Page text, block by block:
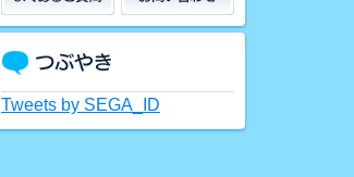
Tweets by SEGA_ID